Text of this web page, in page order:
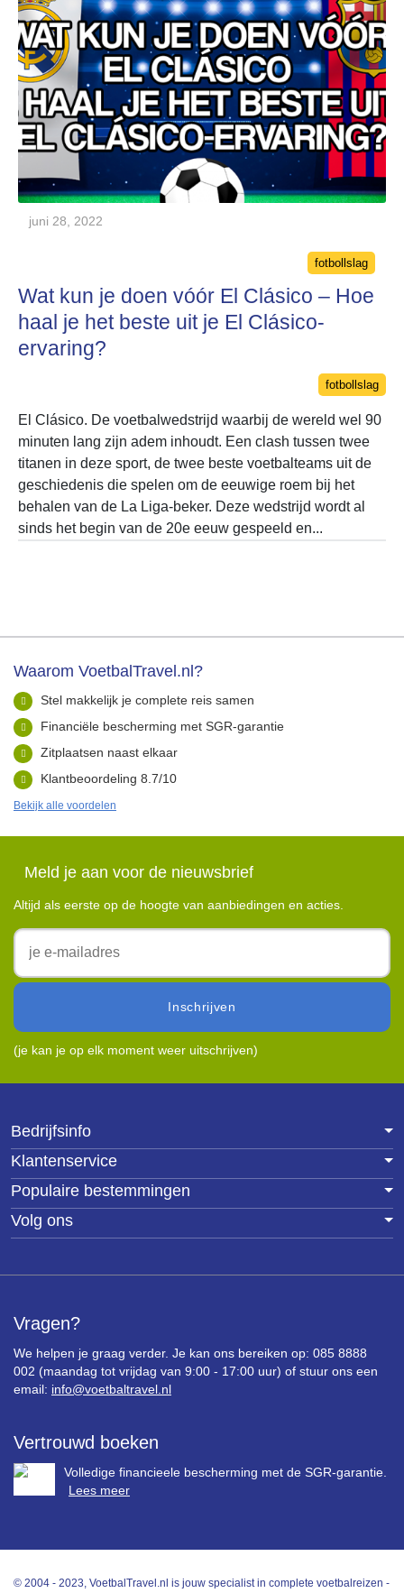
juni 28, 2022
Categories
fotbollslag
Wat kun je doen vóór El Clásico – Hoe
haal je het beste uit je El Clásico-
ervaring?
Categories
fotbollslag
El Clásico. De voetbalwedstrijd waarbij de wereld wel 90
minuten lang zijn adem inhoudt. Een clash tussen twee
titanen in deze sport, de twee beste voetbalteams uit de
geschiedenis die spelen om de eeuwige roem bij het
behalen van de La Liga-beker. Deze wedstrijd wordt al
sinds het begin van de 20e eeuw gespeeld en...
Waarom VoetbalTravel.nl?
Stel makkelijk je complete reis samen
Financiële bescherming met SGR-garantie
Zitplaatsen naast elkaar
Klantbeoordeling 8.7/10
Bekijk alle voordelen
Meld je aan voor de nieuwsbrief
Altijd als eerste op de hoogte van aanbiedingen en acties.
inschrijven
(je kan je op elk moment weer uitschrijven)
Bedrijfsinfo
Klantenservice
Populaire bestemmingen
Volg ons
Vragen?
We helpen je graag verder. Je kan ons bereiken op: 085 8888
002 (maandag tot vrijdag van 9:00 - 17:00 uur) of stuur ons een
email: info@voetbaltravel.nl
Vertrouwd boeken
Volledige financieele bescherming met de SGR-garantie.
Lees meer
© 2004 - 2023, VoetbalTravel.nl is jouw specialist in complete voetbalreizen -